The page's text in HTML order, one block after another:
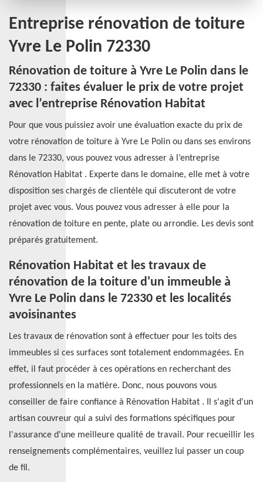
Entreprise rénovation de toiture
Yvre Le Polin 72330
Rénovation de toiture à Yvre Le Polin dans le
72330 : faites évaluer le prix de votre projet
avec l’entreprise Rénovation Habitat
Pour que vous puissiez avoir une évaluation exacte du prix de
votre rénovation de toiture à Yvre Le Polin ou dans ses environs
dans le 72330, vous pouvez vous adresser à l’entreprise
Rénovation Habitat . Experte dans le domaine, elle met à votre
disposition ses chargés de clientèle qui discuteront de votre
projet avec vous. Vous pouvez vous adresser à elle pour la
rénovation de toiture en pente, plate ou arrondie. Les devis sont
préparés gratuitement.
Rénovation Habitat et les travaux de
rénovation de la toiture d'un immeuble à
Yvre Le Polin dans le 72330 et les localités
avoisinantes
Les travaux de rénovation sont à effectuer pour les toits des
immeubles si ces surfaces sont totalement endommagées. En
effet, il faut procéder à ces opérations en recherchant des
professionnels en la matière. Donc, nous pouvons vous
conseiller de faire confiance à Rénovation Habitat . Il s'agit d'un
artisan couvreur qui a suivi des formations spécifiques pour
l'assurance d'une meilleure qualité de travail. Pour recueillir les
renseignements complémentaires, veuillez lui passer un coup
de fil.